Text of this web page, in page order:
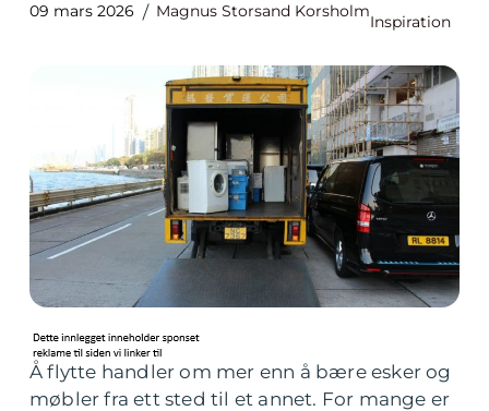
09 mars 2026 Magnus Storsand Korsholm
Inspiration
Å flytte handler om mer enn å bære esker og
møbler fra ett sted til et annet. For mange er